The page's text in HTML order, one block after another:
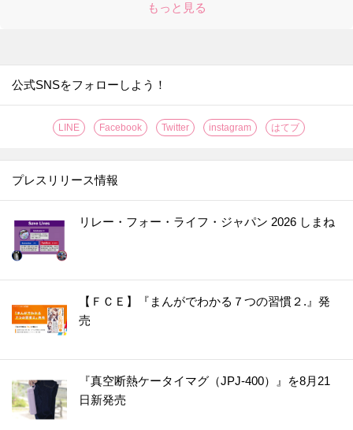
もっと見る
公式SNSをフォローしよう！
LINE Facebook Twitter instagram はてブ
プレスリリース情報
リレー・フォー・ライフ・ジャパン 2026 しまね
【ＦＣＥ】『まんがでわかる７つの習慣２.』発
売
『真空断熱ケータイマグ（JPJ-400）』を8月21
日新発売